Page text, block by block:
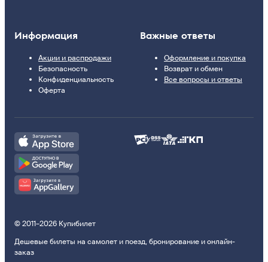
Информация
Акции и распродажи
Безопасность
Конфиденциальность
Оферта
Важные ответы
Оформление и покупка
Возврат и обмен
Все вопросы и ответы
© 2011–2026 Купибилет
Дешевые билеты на самолет и поезд, бронирование и онлайн-
заказ